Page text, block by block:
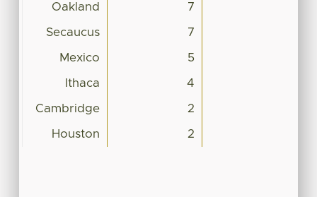
Oakland 7
Secaucus 7
Mexico 5
Ithaca 4
Cambridge 2
Houston 2